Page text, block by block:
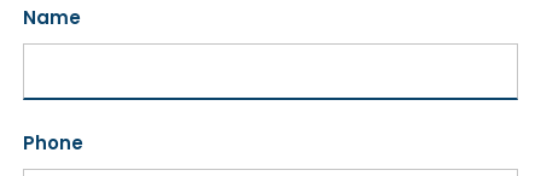
Name
Phone